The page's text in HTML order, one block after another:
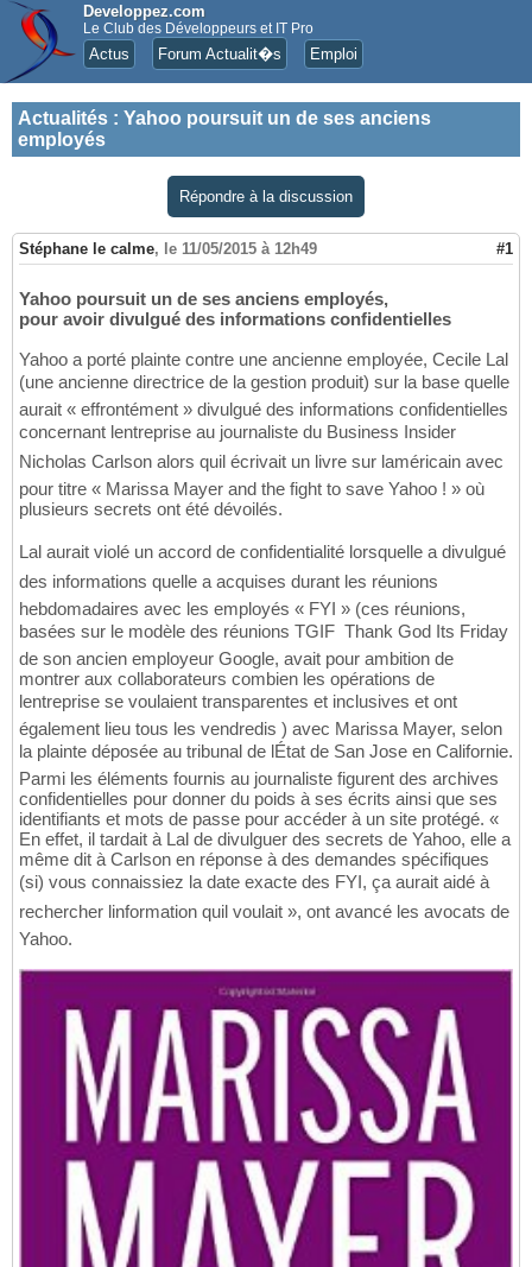
Developpez.com
Le Club des Développeurs et IT Pro
Actus Forum Actualit�s Emploi
Actualités : Yahoo poursuit un de ses anciens
employés
Répondre à la discussion
Stéphane le calme, le 11/05/2015 à 12h49 #1
Yahoo poursuit un de ses anciens employés,
pour avoir divulgué des informations confidentielles
Yahoo a porté plainte contre une ancienne employée, Cecile Lal
(une ancienne directrice de la gestion produit) sur la base quelle
aurait « effrontément » divulgué des informations confidentielles
concernant lentreprise au journaliste du Business Insider
Nicholas Carlson alors quil écrivait un livre sur laméricain avec
pour titre « Marissa Mayer and the fight to save Yahoo ! » où
plusieurs secrets ont été dévoilés.
Lal aurait violé un accord de confidentialité lorsquelle a divulgué
des informations quelle a acquises durant les réunions
hebdomadaires avec les employés « FYI » (ces réunions,
basées sur le modèle des réunions TGIF  Thank God Its Friday 
de son ancien employeur Google, avait pour ambition de
montrer aux collaborateurs combien les opérations de
lentreprise se voulaient transparentes et inclusives et ont
également lieu tous les vendredis ) avec Marissa Mayer, selon
la plainte déposée au tribunal de lÉtat de San Jose en Californie.
Parmi les éléments fournis au journaliste figurent des archives
confidentielles pour donner du poids à ses écrits ainsi que ses
identifiants et mots de passe pour accéder à un site protégé. «
En effet, il tardait à Lal de divulguer des secrets de Yahoo, elle a
même dit à Carlson en réponse à des demandes spécifiques
(si) vous connaissiez la date exacte des FYI, ça aurait aidé à
rechercher linformation quil voulait », ont avancé les avocats de
Yahoo.